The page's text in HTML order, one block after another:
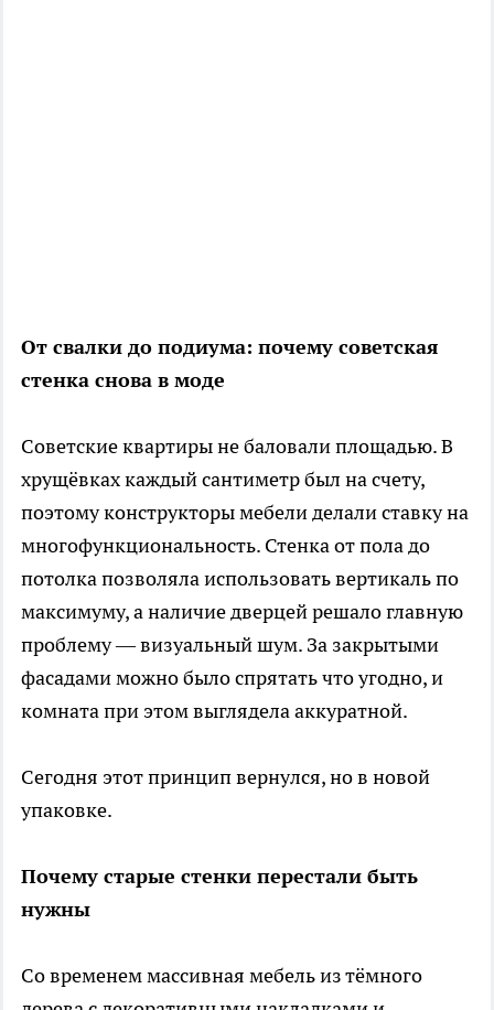
От свалки до подиума: почему советская
стенка снова в моде
Советские квартиры не баловали площадью. В
хрущёвках каждый сантиметр был на счету,
поэтому конструкторы мебели делали ставку на
многофункциональность. Стенка от пола до
потолка позволяла использовать вертикаль по
максимуму, а наличие дверцей решало главную
проблему — визуальный шум. За закрытыми
фасадами можно было спрятать что угодно, и
комната при этом выглядела аккуратной.
Сегодня этот принцип вернулся, но в новой
упаковке.
Почему старые стенки перестали быть
нужны
Со временем массивная мебель из тёмного